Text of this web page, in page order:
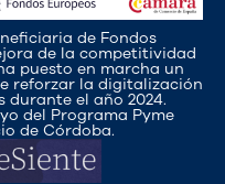
de Fondos
de la competitividad
puesto en marcha un
reforzar la digitalización
el año 2024.
del Programa Pyme
de Córdoba.